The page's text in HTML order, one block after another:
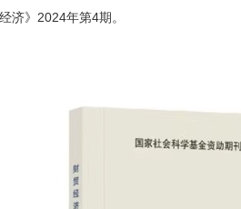
济》2024年第4期。